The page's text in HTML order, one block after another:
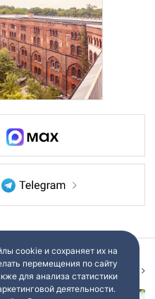
cookie и сохраняет их на
перемещения по сайту
для анализа статистики
деятельности.